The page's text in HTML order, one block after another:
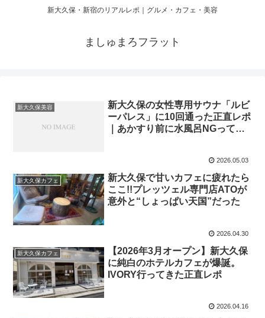
新大久保・新宿のリアルレポ｜グルメ・カフェ・美容
ましゅまろフラット
新大久保美容
新大久保の女性専用サウナ「ルビ
ーパレス」に10回通った正直レポ
｜あかすり前に水風呂NGって知
2026.05.03
新大久保カフェ
新大久保で甘いカフェに疲れたら
ここ!!プレッツェル専門店ATOが
意外と“しょっぱい天国”だった
2026.04.30
新大久保カフェ
【2026年3月オープン】新大久保
に純白のホテルカフェが爆誕。
IVORY行ってきた正直レポ
2026.04.16